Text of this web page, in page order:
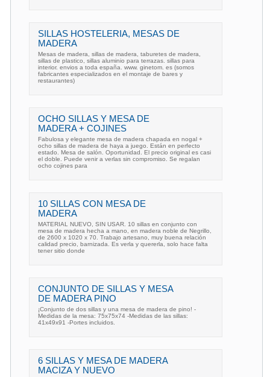
SILLAS HOSTELERIA, MESAS DE
MADERA
Mesas de madera, sillas de madera, taburetes de madera,
sillas de plastico, sillas aluminio para terrazas. sillas para
interior. envios a toda españa. www. ginetom. es (somos
fabricantes especializados en el montaje de bares y
restaurantes)
OCHO SILLAS Y MESA DE
MADERA + COJINES
Fabulosa y elegante mesa de madera chapada en nogal +
ocho sillas de madera de haya a juego. Están en perfecto
estado. Mesa de salón. Oportunidad. El precio original es casi
el doble. Puede venir a verlas sin compromiso. Se regalan
ocho cojines para
10 SILLAS CON MESA DE
MADERA
MATERIAL NUEVO, SIN USAR. 10 sillas en conjunto con
mesa de madera hecha a mano, en madera noble de Negrillo,
de 2600 x 1020 x 70. Trabajo artesano, muy buena relación
calidad precio, barnizada. Es verla y quererla, solo hace falta
tener sitio donde
CONJUNTO DE SILLAS Y MESA
DE MADERA PINO
¡Conjunto de dos sillas y una mesa de madera de pino! -
Medidas de la mesa: 75x75x74 -Medidas de las sillas:
41x49x91 -Portes incluidos.
6 SILLAS Y MESA DE MADERA
MACIZA Y NUEVO